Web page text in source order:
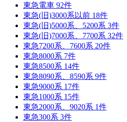
東急電車 92件
東急(旧)3000系以前 18件
東急(旧)5000系、5200系 3件
東急(旧)7000系、7700系 32件
東急7200系、7600系 20件
東急8000系 7件
東急8500系 14件
東急8090系、8590系 9件
東急9000系 17件
東急1000系 15件
東急2000系、9020系 1件
東急300系 3件